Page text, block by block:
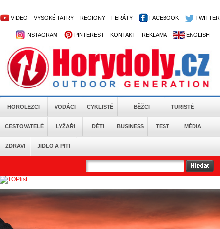
VIDEO - VYSOKÉ TATRY - REGIONY - FERÁTY - FACEBOOK - TWITTER
- INSTAGRAM - PINTEREST - KONTAKT - REKLAMA - ENGLISH
HOROLEZCI VODÁCI CYKLISTÉ BĚŽCI TURISTÉ
CESTOVATELÉ LYŽAŘI DĚTI BUSINESS TEST MÉDIA
ZDRAVÍ JÍDLO A PITÍ